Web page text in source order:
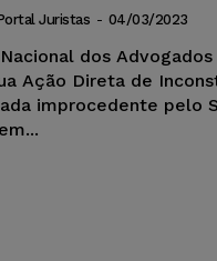
Juristas - 04/03/2023
dos
Ação Direta de
improcedente pelo